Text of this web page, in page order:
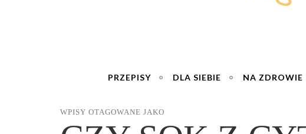
PRZEPISY DLA SIEBIE NA ZDROWIE
WPISY OTAGOWANE JAKO